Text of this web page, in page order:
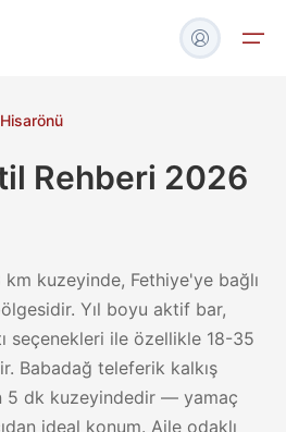
Hisarönü
Rehberi 2026
kuzeyinde, Fethiye'ye bağlı
Yıl boyu aktif bar,
seçenekleri ile özellikle 18-35
Babadağ teleferik kalkış
5 dk kuzeyindedir — yamaç
ideal konum. Aile odaklı